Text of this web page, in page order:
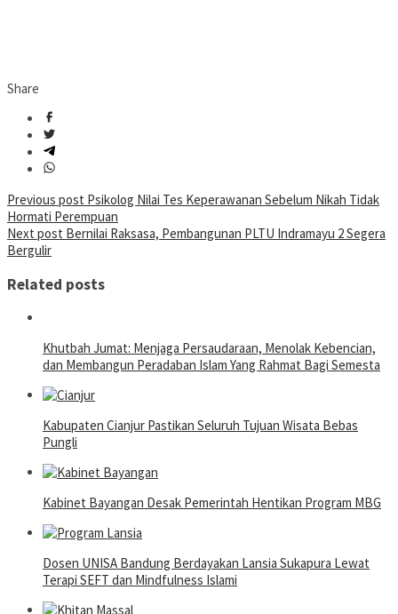
Share
Post
navigation
Previous post Psikolog Nilai Tes Keperawanan Sebelum Nikah Tidak
Hormati Perempuan
Next post Bernilai Raksasa, Pembangunan PLTU Indramayu 2 Segera
Bergulir
Related posts
Khutbah Jumat: Menjaga Persaudaraan, Menolak Kebencian,
dan Membangun Peradaban Islam Yang Rahmat Bagi Semesta
Kabupaten Cianjur Pastikan Seluruh Tujuan Wisata Bebas
Pungli
Kabinet Bayangan Desak Pemerintah Hentikan Program MBG
Dosen UNISA Bandung Berdayakan Lansia Sukapura Lewat
Terapi SEFT dan Mindfulness Islami